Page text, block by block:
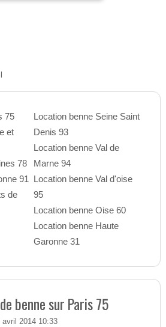
75
et
78
91
de
Location benne Seine Saint
Denis 93
Location benne Val de
Marne 94
Location benne Val d'oise
95
Location benne Oise 60
Location benne Haute
Garonne 31
benne sur Paris 75
avril 2014 10:33